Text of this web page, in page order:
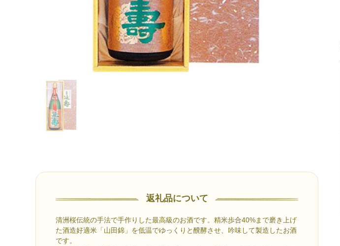
返礼品について
清洲桜伝統の手法で手作りした最高級のお酒です。精米歩合40%まで磨き上げ
た酒造好適米「山田錦」を低温でゆっくりと醗酵させ、吟味して製造したお酒
です。